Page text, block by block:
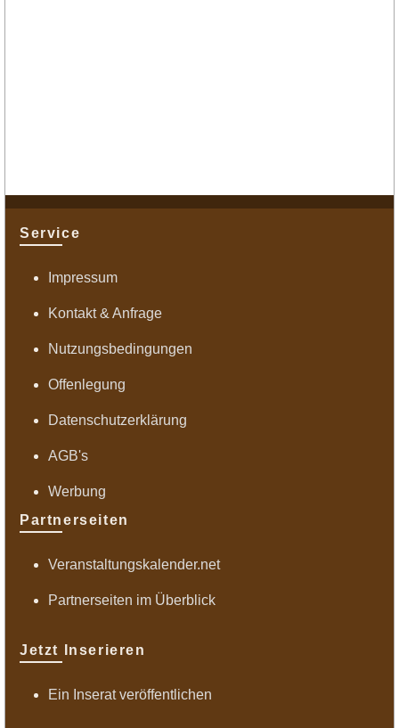
Service
Impressum
Kontakt & Anfrage
Nutzungsbedingungen
Offenlegung
Datenschutzerklärung
AGB's
Werbung
Partnerseiten
Veranstaltungskalender.net
Partnerseiten im Überblick
Jetzt Inserieren
Ein Inserat veröffentlichen